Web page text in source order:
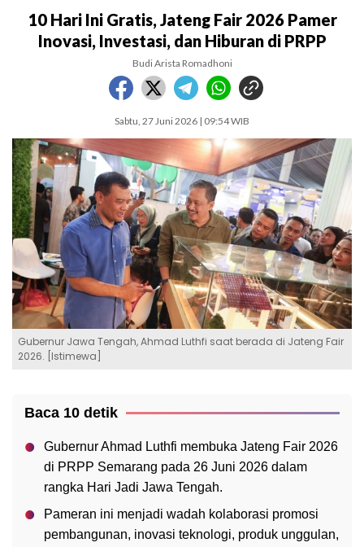
10 Hari Ini Gratis, Jateng Fair 2026 Pamer
Inovasi, Investasi, dan Hiburan di PRPP
Budi Arista Romadhoni
Sabtu, 27 Juni 2026 | 09:54 WIB
Gubernur Jawa Tengah, Ahmad Luthfi saat berada di Jateng Fair
2026. [Istimewa]
Baca 10 detik
Gubernur Ahmad Luthfi membuka Jateng Fair 2026
di PRPP Semarang pada 26 Juni 2026 dalam
rangka Hari Jadi Jawa Tengah.
Pameran ini menjadi wadah kolaborasi promosi
pembangunan, inovasi teknologi, produk unggulan,